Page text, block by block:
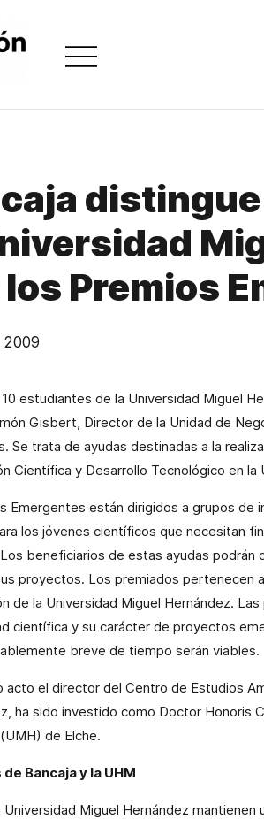
Premios
10 estudiantes de la Universidad Miguel
Gisbert, Director de la Unidad de
Se trata de ayudas destinadas a la
Científica y Desarrollo Tecnológico en la
Emergentes están dirigidos a grupos de
los jóvenes científicos que necesitan
beneficiarios de estas ayudas podrán
proyectos. Los premiados pertenecen
de la Universidad Miguel Hernández.
científica y su carácter de proyectos
breve de tiempo serán viables.
acto el director del Centro de Estudios
ha sido investido como Doctor Honoris
de Elche.
Bancaja y la UHM
Universidad Miguel Hernández mantienen